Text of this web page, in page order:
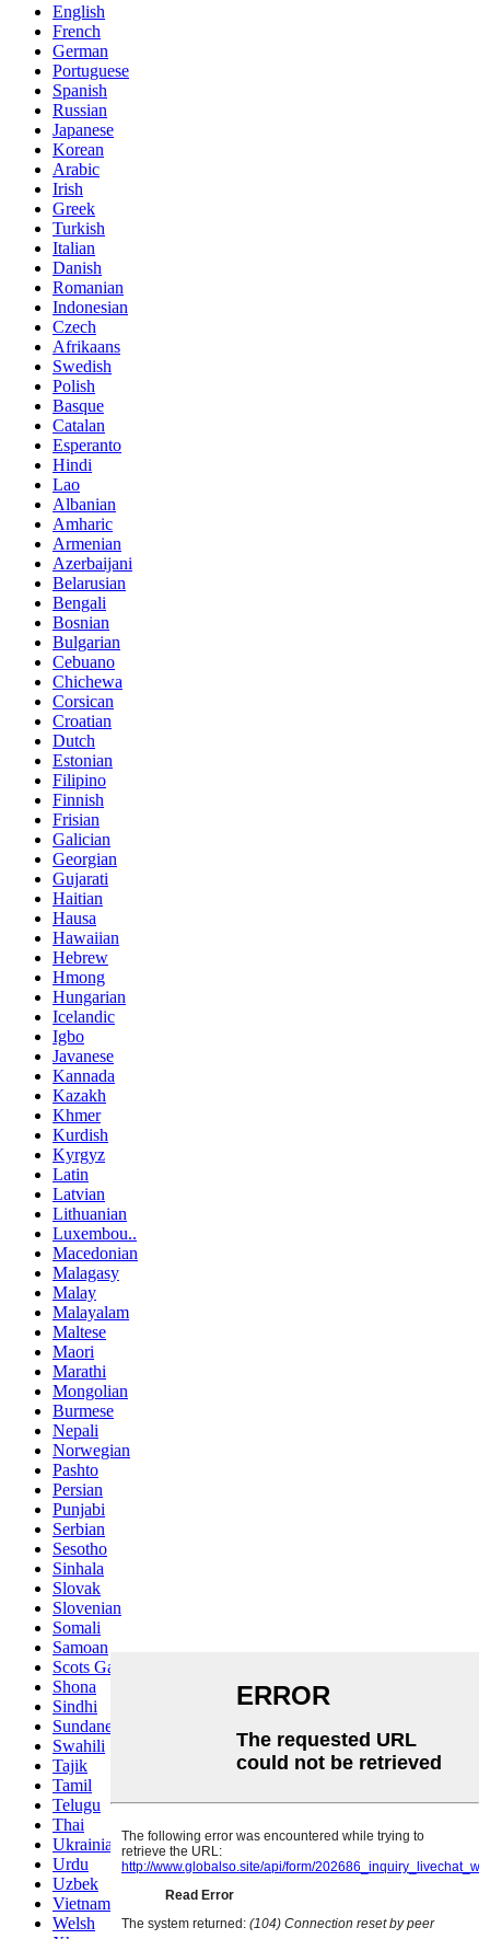
English
French
German
Portuguese
Spanish
Russian
Japanese
Korean
Arabic
Irish
Greek
Turkish
Italian
Danish
Romanian
Indonesian
Czech
Afrikaans
Swedish
Polish
Basque
Catalan
Esperanto
Hindi
Lao
Albanian
Amharic
Armenian
Azerbaijani
Belarusian
Bengali
Bosnian
Bulgarian
Cebuano
Chichewa
Corsican
Croatian
Dutch
Estonian
Filipino
Finnish
Frisian
Galician
Georgian
Gujarati
Haitian
Hausa
Hawaiian
Hebrew
Hmong
Hungarian
Icelandic
Igbo
Javanese
Kannada
Kazakh
Khmer
Kurdish
Kyrgyz
Latin
Latvian
Lithuanian
Luxembou..
Macedonian
Malagasy
Malay
Malayalam
Maltese
Maori
Marathi
Mongolian
Burmese
Nepali
Norwegian
Pashto
Persian
Punjabi
Serbian
Sesotho
Sinhala
Slovak
Slovenian
Somali
Samoan
Scots Gaelic
Shona
Sindhi
Sundanese
Swahili
Tajik
Tamil
Telugu
Thai
Ukrainian
Urdu
Uzbek
Vietnamese
Welsh